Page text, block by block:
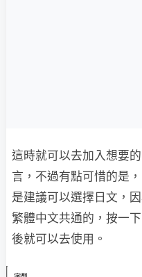
這時就可以去加入想要
言，不過有點可惜的是
是建議可以選擇日文，
繁體中文共通的，按一
後就可以去使用。